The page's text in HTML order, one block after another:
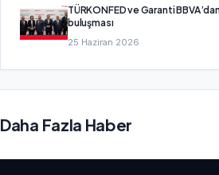
TÜRKONFED ve Garanti BBVA’dan Ankara’da ikiz
buluşması
25 Haziran 2026
Daha Fazla Haber